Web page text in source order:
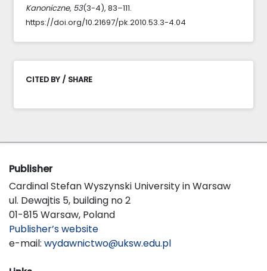
Kanoniczne, 53(3-4), 83–111.
https://doi.org/10.21697/pk.2010.53.3-4.04
CITED BY / SHARE
Publisher
Cardinal Stefan Wyszynski University in Warsaw
ul. Dewajtis 5, building no 2
01-815 Warsaw, Poland
Publisher’s website
e-mail: wydawnictwo@uksw.edu.pl